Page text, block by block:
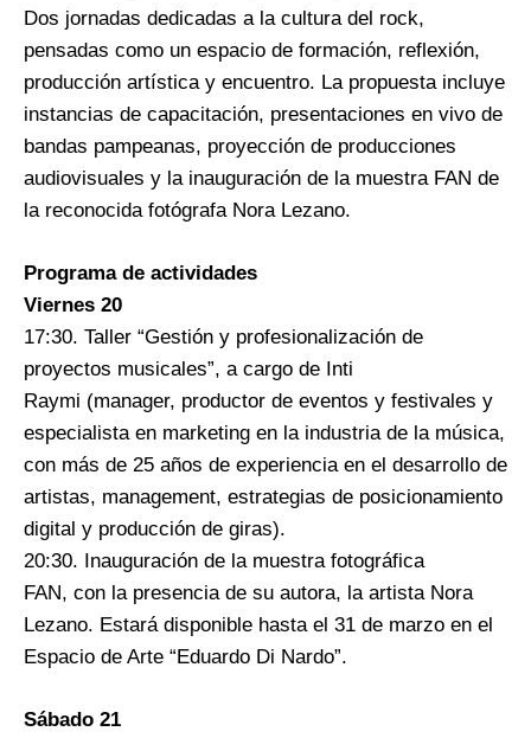
Dos jornadas dedicadas a la cultura del rock,
pensadas como un espacio de formación, reflexión,
producción artística y encuentro. La propuesta incluye
instancias de capacitación, presentaciones en vivo de
bandas pampeanas, proyección de producciones
audiovisuales y la inauguración de la muestra FAN de
la reconocida fotógrafa Nora Lezano.
Programa de actividades
Viernes 20
17:30. Taller “Gestión y profesionalización de
proyectos musicales”, a cargo de Inti
Raymi (manager, productor de eventos y festivales y
especialista en marketing en la industria de la música,
con más de 25 años de experiencia en el desarrollo de
artistas, management, estrategias de posicionamiento
digital y producción de giras).
20:30. Inauguración de la muestra fotográfica
FAN, con la presencia de su autora, la artista Nora
Lezano. Estará disponible hasta el 31 de marzo en el
Espacio de Arte “Eduardo Di Nardo”.
Sábado 21